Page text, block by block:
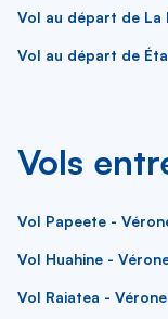
Vol au départ de La
Vol au départ de
Vols
Vol Papeete -
Vol Huahine -
Vol Raiatea - Vérone